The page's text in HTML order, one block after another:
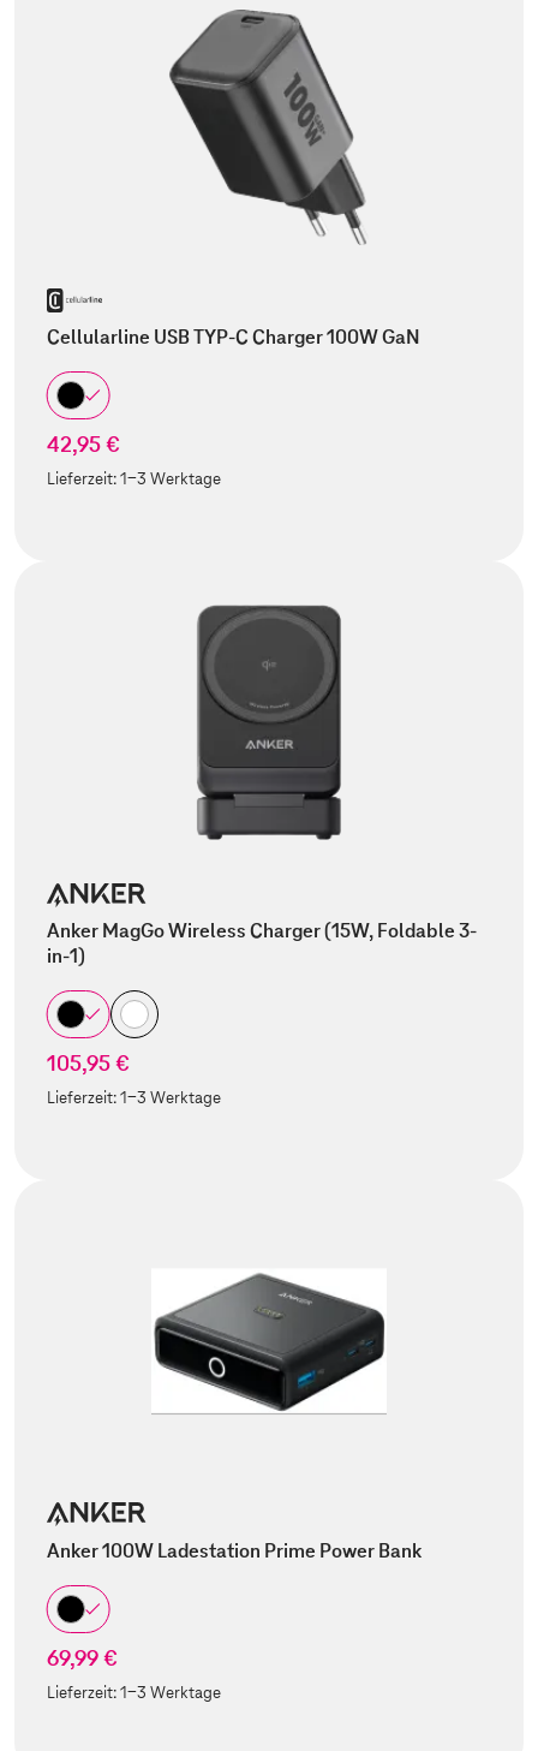
Cellularline USB TYP-C Charger 100W GaN
42,95 €
Lieferzeit:1-3 Werktage
Anker MagGo Wireless Charger (15W, Foldable 3-
in-1)
105,95 €
Lieferzeit:1-3 Werktage
Anker 100W Ladestation Prime Power Bank
69,99 €
Lieferzeit:1-3 Werktage